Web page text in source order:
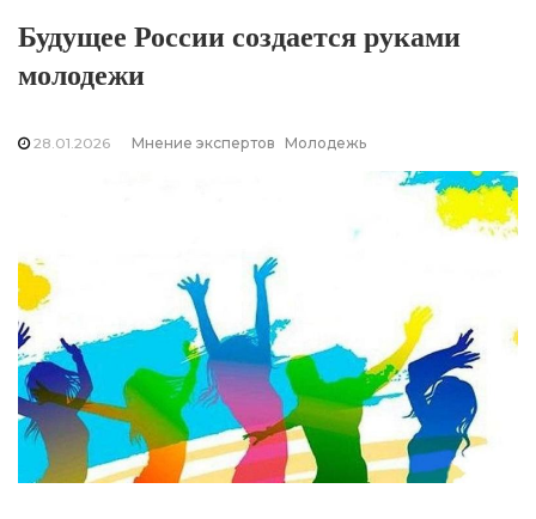
Будущее России создается руками
молодежи
28.01.2026 Мнение экспертов Молодежь